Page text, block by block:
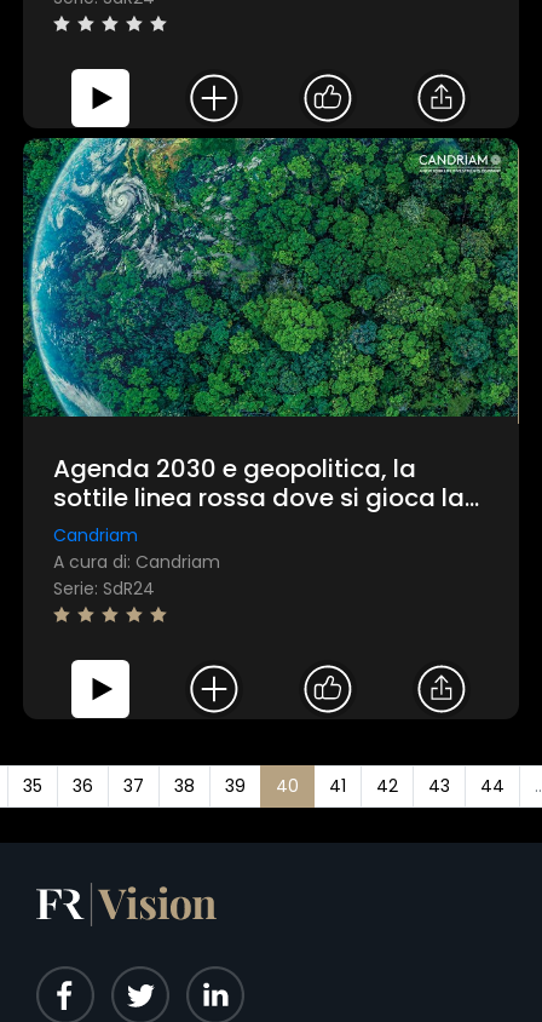
Agenda 2030 e geopolitica, la
sottile linea rossa dove si gioca la
partita del futuro. Come ridisegnare
i confini degli investimenti.
Candriam
A cura di: Candriam
Serie: SdR24
35 36 37 38 39 40 41 42 43 44